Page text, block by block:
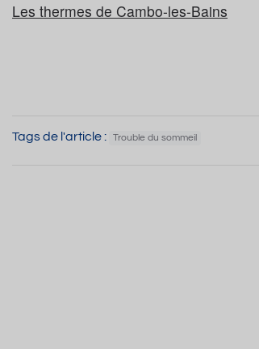
Les thermes de Cambo-les-Bains
Tags de l'article : Trouble du sommeil